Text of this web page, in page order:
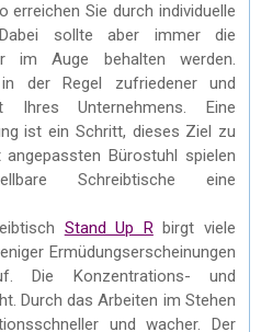
erreichen Sie durch individuelle
Dabei sollte aber immer die
im Auge behalten werden.
der Regel zufriedener und
Ihres Unternehmens. Eine
ist ein Schritt, dieses Ziel zu
Bürostuhl spielen
Schreibtische eine
Stand Up Rbirgt viele
Ermüdungserscheinungen
Die Konzentrations- und
Durch das Arbeiten im Stehen
und wacher. Der